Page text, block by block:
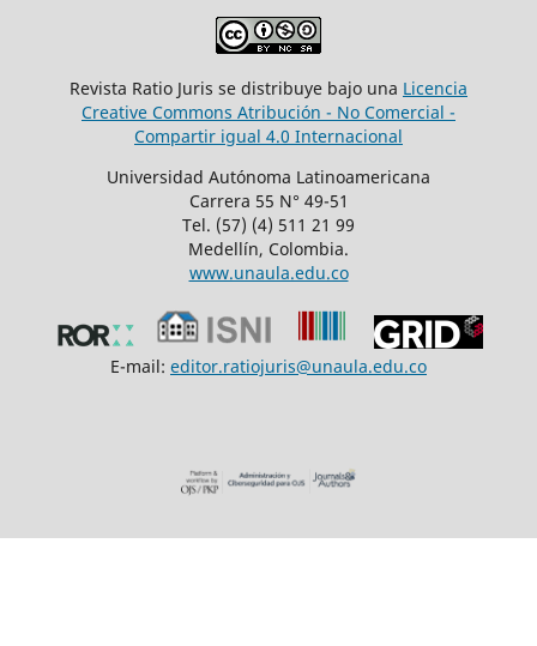
Revista Ratio Juris se distribuye bajo una Licencia
Creative Commons Atribución - No Comercial -
Compartir igual 4.0 Internacional
Universidad Autónoma Latinoamericana
Carrera 55 N° 49-51
Tel. (57) (4) 511 21 99
Medellín, Colombia.
www.unaula.edu.co
E-mail: editor.ratiojuris@unaula.edu.co